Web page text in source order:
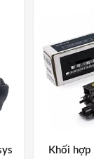
photocopy
Toner Ink
EXV40 Cho
Khối